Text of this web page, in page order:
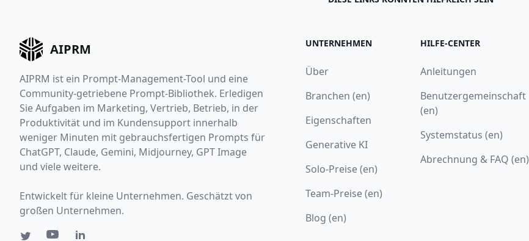
AIPRM
AIPRM ist ein Prompt-Management-Tool und eine
Community-getriebene Prompt-Bibliothek. Erledigen
Sie Aufgaben im Marketing, Vertrieb, Betrieb, in der
Produktivität und im Kundensupport innerhalb
weniger Minuten mit gebrauchsfertigen Prompts für
ChatGPT, Claude, Gemini, Midjourney, GPT Image
und viele weitere.
Entwickelt für kleine Unternehmen. Geschätzt von
großen Unternehmen.
UNTERNEHMEN
Über
Branchen (en)
Eigenschaften
Generative KI
Solo-Preise (en)
Team-Preise (en)
Blog (en)
HILFE-CENTER
Anleitungen
Benutzergemeinschaft
(en)
Systemstatus (en)
Abrechnung & FAQ (en)